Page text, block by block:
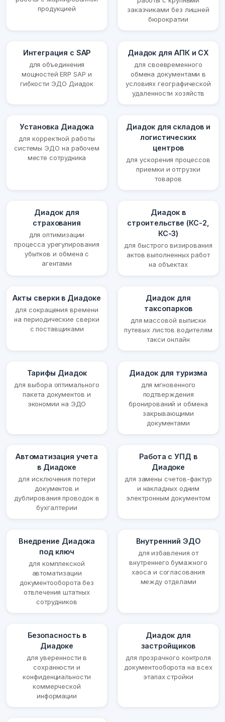
продукцией
заказчиками без лишней
бюрократии
Интеграция с SAP
для объединения
мощностей ERP SAP и
гибкости ЭДО Диадок
Диадок для АПК и СХ
для своевременного
обмена документами в
условиях географической
удаленности хозяйств
Установка Диадока
для корректной работы
системы ЭДО на рабочем
месте сотрудника
Диадок для складов и
логистических
центров
для ускорения процессов
приемки и отгрузки
товаров
Диадок для
страхования
для оптимизации
процесса урегулирования
убытков и обмена с
агентами
Диадок в
строительстве (КС-2,
КС-3)
для быстрого визирования
актов выполненных работ
на объектах
Акты сверки в Диадоке
для сокращения времени
на периодические сверки
с поставщиками
Диадок для
таксопарков
для массовой выписки
путевых листов водителям
такси онлайн
Тарифы Диадок
для выбора оптимального
пакета документов и
экономии на ЭДО
Диадок для туризма
для мгновенного
подтверждения
бронирований и обмена
закрывающими
документами
Автоматизация учета
в Диадоке
для исключения потери
документов и
дублирования проводок в
бухгалтерии
Работа с УПД в
Диадоке
для замены счетов-фактур
и накладных одним
электронным документом
Внедрение Диадока
под ключ
для комплексной
автоматизации
документооборота без
отвлечения штатных
сотрудников
Внутренний ЭДО
для избавления от
внутреннего бумажного
хаоса и согласования
между отделами
Безопасность в
Диадоке
для уверенности в
сохранности и
конфиденциальности
коммерческой
информации
Диадок для
застройщиков
для прозрачного контроля
документооборота на всех
этапах стройки